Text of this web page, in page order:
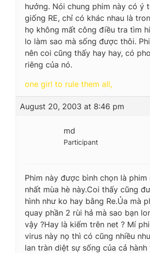
hưởng. Nói chung phim này có ý
giống RE, chỉ có khác nhau là
họ không mất công điều tra tìm
lo làm sao mà sống được thôi.
nên coi cũng thấy hay hay, có
riêng của nó.
one girl to rule them all,
August 20, 2003 at 8:46 pm
md
Participant
Phim này được bình chọn là phim
nhất mùa hè này.Coi thấy cũng
hình như ko hay bằng Re.Ủa mà
quay phần 2 rùi hả mà sao bạn
vậy ?Hay là kiếm trên net ? Mí
virus này nọ thì có cũng nhiều
lan tràn diệt sự sống của cả